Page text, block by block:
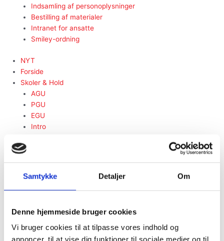
Samtykke Detaljer Om
Denne hjemmeside bruger cookies
Vi bruger cookies til at tilpasse vores indhold og
annoncer, til at vise dig funktioner til sociale medier og til
Indsamling af personoplysninger
Bestilling af materialer
Intranet for ansatte
Smiley-ordning
NYT
Forside
Skoler & Hold
AGU
PGU
EGU
Intro
Ledige pladser på hold
Vores skoler
FGU Valby
FGU Vesterbro
FGU Østerbro